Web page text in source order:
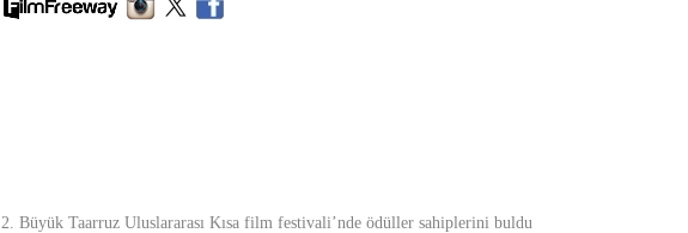
2. Büyük Taarruz Uluslararası Kısa film festivali’nde ödüller sahiplerini buldu